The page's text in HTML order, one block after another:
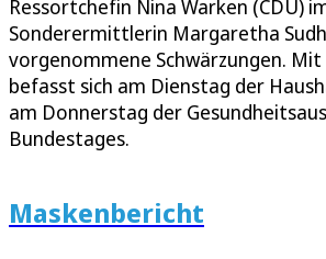
Ressortchefin Nina Warken (CDU)
Sonderermittlerin Margaretha
vorgenommene Schwärzungen.
befasst sich am Dienstag der
am Donnerstag der
Bundestages.
Maskenbericht